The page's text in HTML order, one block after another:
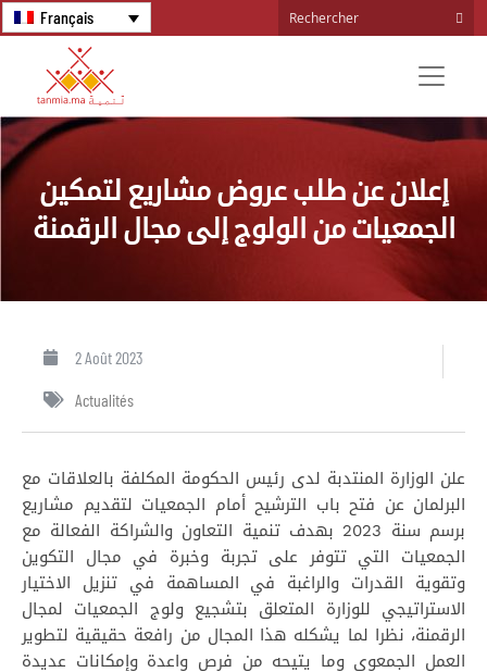
Français
إعلان عن طلب عروض مشاريع لتمكين
الجمعيات من الولوج إلى مجال الرقمنة
2 Août 2023
Actualités
علن الوزارة المنتدبة لدى رئيس الحكومة المكلفة بالعلاقات مع
البرلمان عن فتح باب الترشيح أمام الجمعيات لتقديم مشاريع
برسم سنة 2023 بهدف تنمية التعاون والشراكة الفعالة مع
الجمعيات التي تتوفر على تجربة وخبرة في مجال التكوين
وتقوية القدرات والراغبة في المساهمة في تنزيل الاختيار
الاستراتيجي للوزارة المتعلق بتشجيع ولوج الجمعيات لمجال
الرقمنة، نظرا لما يشكله هذا المجال من رافعة حقيقية لتطوير
العمل الجمعوي وما يتيحه من فرص واعدة وإمكانات عديدة